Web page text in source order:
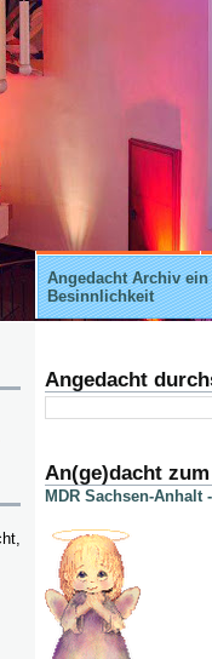
Angedacht Archiv
Besinnlichkeit
Angedacht
An(ge)dacht
MDR Sachsen-Anhalt